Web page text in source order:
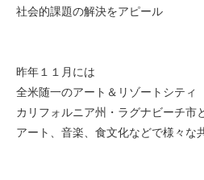
社会的課題の解決をアピール
昨年１１月には
全米随一のアート＆リゾートシティ
カリフォルニア州・ラグナビーチ市
アート、音楽、食文化などで様々な